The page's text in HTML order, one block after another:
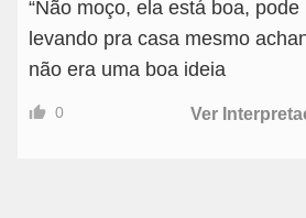
“Não moço, ela está boa, pode
levando pra casa mesmo
não era uma boa ideia
0 Ver